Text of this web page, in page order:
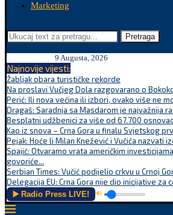
Marketing
Pretraga
9 Augusta, 2026
Najnovije vijesti:
Žabljak obara turističke rekorde
Na proslavi Vučjeg Dola razgovarano o
Perić: Ili nova većina ili izbori, ovako više ne
Dragaš: Saradnja sa Masdarom je najvažnija
Besplatni udžbenici za više od 67.700
Kao iz snova – Crna Gora u finalu Svjetskog
Pejak: Hoće li Milan Knežević i Vučića nazvati
Spajić: Otvaramo vrata američkim
govoriće...
Serbian Times: Vučić podijelio crkvu u Crnoj
Delegacija EU: Crna Gora nije dio inicijative za
▶️ Radio Press LIVE! 🔊